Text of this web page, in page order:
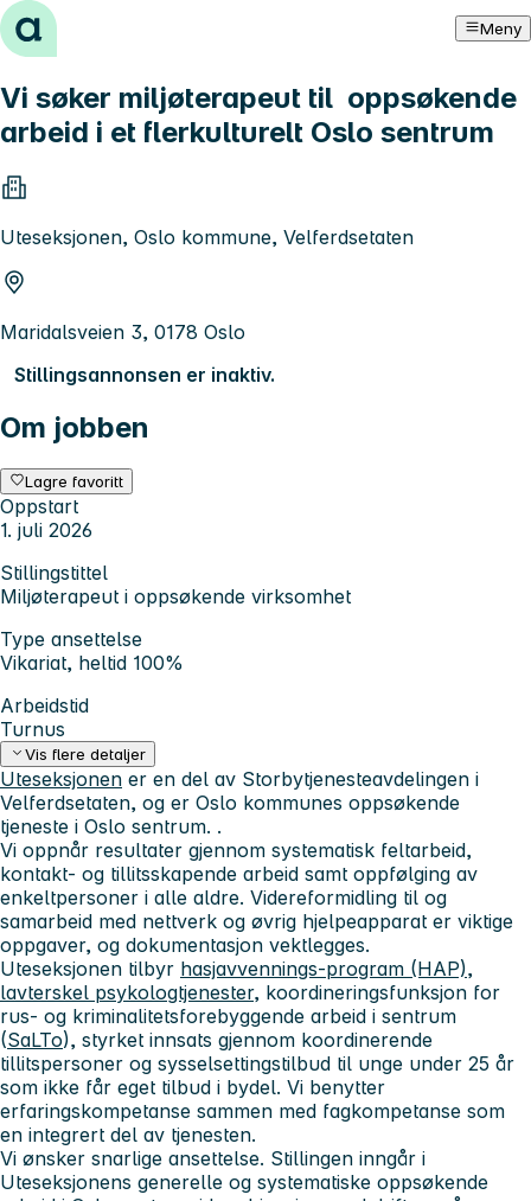
Hopp til innhold Meny
Vi søker miljøterapeut til oppsøkende
arbeid i et flerkulturelt Oslo sentrum
Uteseksjonen, Oslo kommune, Velferdsetaten
Maridalsveien 3, 0178 Oslo
Stillingsannonsen er inaktiv.
Om jobben
Lagre favoritt
Oppstart
1. juli 2026
Stillingstittel
Miljøterapeut i oppsøkende virksomhet
Type ansettelse
Vikariat, heltid 100%
Arbeidstid
Turnus
Vis flere detaljer
Uteseksjonen er en del av Storbytjenesteavdelingen i
Velferdsetaten, og er Oslo kommunes oppsøkende
tjeneste i Oslo sentrum. .
Vi oppnår resultater gjennom systematisk feltarbeid,
kontakt- og tillitsskapende arbeid samt oppfølging av
enkeltpersoner i alle aldre. Videreformidling til og
samarbeid med nettverk og øvrig hjelpeapparat er viktige
oppgaver, og dokumentasjon vektlegges.
Uteseksjonen tilbyr hasjavvennings-program (HAP),
lavterskel psykologtjenester, koordineringsfunksjon for
rus- og kriminalitetsforebyggende arbeid i sentrum
(SaLTo), styrket innsats gjennom koordinerende
tillitspersoner og sysselsettingstilbud til unge under 25 år
som ikke får eget tilbud i bydel. Vi benytter
erfaringskompetanse sammen med fagkompetanse som
en integrert del av tjenesten.
Vi ønsker snarlige ansettelse. Stillingen inngår i
Uteseksjonens generelle og systematiske oppsøkende